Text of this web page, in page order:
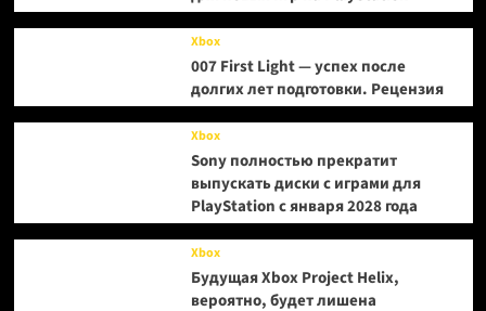
Xbox
007 First Light — успех после
долгих лет подготовки. Рецензия
Xbox
Sony полностью прекратит
выпускать диски с играми для
PlayStation с января 2028 года
Xbox
Будущая Xbox Project Helix,
вероятно, будет лишена